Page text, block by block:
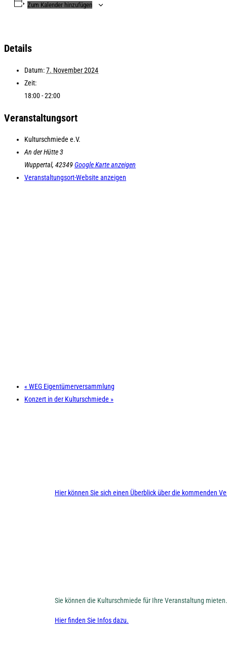
Zum Kalender hinzufügen
Details
Datum:7. November 2024
Zeit:
18:00 - 22:00
Veranstaltungsort
Kulturschmiede e.V.
An der Hütte 3
Wuppertal, 42349Google Karte anzeigen
Veranstaltungsort-Website anzeigen
« WEG Eigentümerversammlung
Konzert in der Kulturschmiede »
Hier können Sie sich einen Überblick über die kommenden
Sie können die Kulturschmiede für Ihre Veranstaltung mieten.
Hier finden Sie Infos dazu.